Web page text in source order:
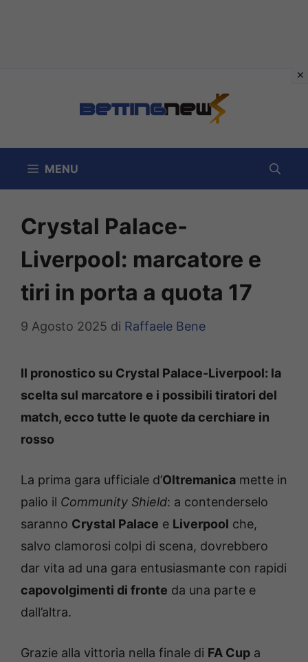
MENU
Crystal Palace-
Liverpool: marcatore e
tiri in porta a quota 17
9 Agosto 2025 di Raffaele Bene
Il pronostico su Crystal Palace-Liverpool: la
scelta sul marcatore e i possibili tiratori del
match, ecco tutte le quote da cerchiare in
rosso
La prima gara ufficiale d’Oltremanica mette in
palio il Community Shield: a contenderselo
saranno Crystal Palace e Liverpool che,
salvo clamorosi colpi di scena, dovrebbero
dar vita ad una gara entusiasmante con rapidi
capovolgimenti di fronte da una parte e
dall’altra.
Grazie alla vittoria nella finale di FA Cup a